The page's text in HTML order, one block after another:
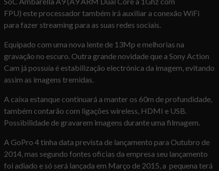
FPU) este processador também irá auxiliar a conexão WiFi
para fazer streaming para as suas redes sociais.
Equipado com uma nova lente de 13Mp e melhorias na
gravação no escuro. Outra grande novidade que a Sony Action
Cam já possuía é estabilização electrónica da imagem, evitando
assim as imagens tremidas.
A caixa estanque continuará a manter os 60m de profundidade,
também contarão com ligações wireless, HDMI e USB.
Possibilidade de gravarem imagens durante uma filmagem.
A GoPro 4 tinha data prevista de lançamento para Outubro de
2014, mas segundo fontes oficias da empresa seu lançamento
foi adiado e só será lançada em Março de 2015, a pequena terá